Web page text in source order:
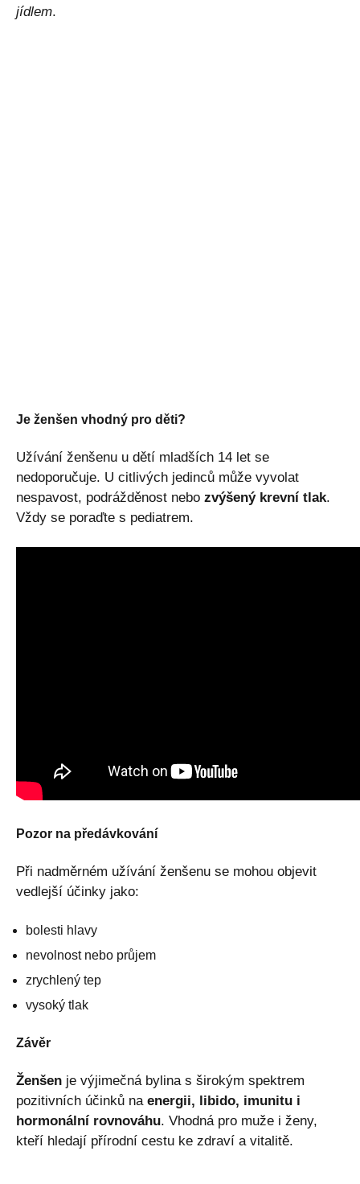
jídlem.
Je ženšen vhodný pro děti?
Užívání ženšenu u dětí mladších 14 let se
nedoporučuje. U citlivých jedinců může vyvolat
nespavost, podrážděnost nebo zvýšený krevní tlak.
Vždy se poraďte s pediatrem.
Pozor na předávkování
Při nadměrném užívání ženšenu se mohou objevit
vedlejší účinky jako:
bolesti hlavy
nevolnost nebo průjem
zrychlený tep
vysoký tlak
Závěr
Ženšen je výjimečná bylina s širokým spektrem
pozitivních účinků na energii, libido, imunitu i
hormonální rovnováhu. Vhodná pro muže i ženy,
kteří hledají přírodní cestu ke zdraví a vitalitě.